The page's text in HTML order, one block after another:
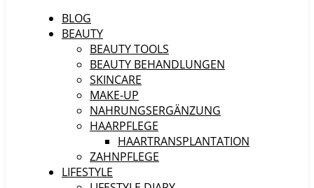
BLOG
BEAUTY
BEAUTY TOOLS
BEAUTY BEHANDLUNGEN
SKINCARE
MAKE-UP
NAHRUNGSERGÄNZUNG
HAARPFLEGE
HAARTRANSPLANTATION
ZAHNPFLEGE
LIFESTYLE